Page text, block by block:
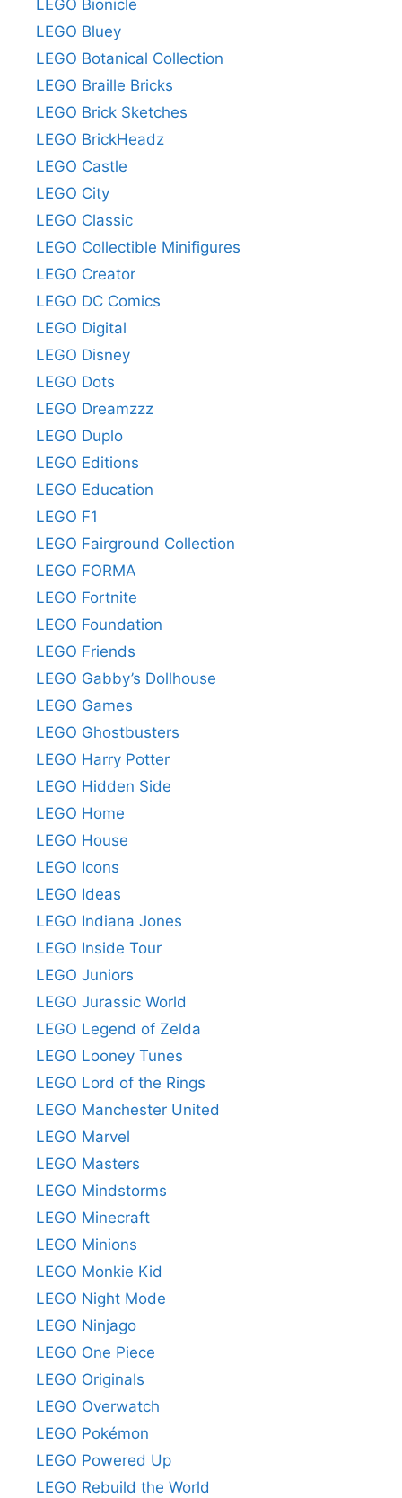
LEGO Bionicle
LEGO Bluey
LEGO Botanical Collection
LEGO Braille Bricks
LEGO Brick Sketches
LEGO BrickHeadz
LEGO Castle
LEGO City
LEGO Classic
LEGO Collectible Minifigures
LEGO Creator
LEGO DC Comics
LEGO Digital
LEGO Disney
LEGO Dots
LEGO Dreamzzz
LEGO Duplo
LEGO Editions
LEGO Education
LEGO F1
LEGO Fairground Collection
LEGO FORMA
LEGO Fortnite
LEGO Foundation
LEGO Friends
LEGO Gabby’s Dollhouse
LEGO Games
LEGO Ghostbusters
LEGO Harry Potter
LEGO Hidden Side
LEGO Home
LEGO House
LEGO Icons
LEGO Ideas
LEGO Indiana Jones
LEGO Inside Tour
LEGO Juniors
LEGO Jurassic World
LEGO Legend of Zelda
LEGO Looney Tunes
LEGO Lord of the Rings
LEGO Manchester United
LEGO Marvel
LEGO Masters
LEGO Mindstorms
LEGO Minecraft
LEGO Minions
LEGO Monkie Kid
LEGO Night Mode
LEGO Ninjago
LEGO One Piece
LEGO Originals
LEGO Overwatch
LEGO Pokémon
LEGO Powered Up
LEGO Rebuild the World